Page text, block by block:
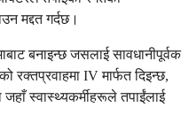
मद्दत गर्दछ।
बनाइन्छ जसलाई सावधानीपूर्वक
रक्तप्रवाहमा IV मार्फत दिइन्छ,
स्वास्थ्यकर्मीहरूले तपाईंलाई